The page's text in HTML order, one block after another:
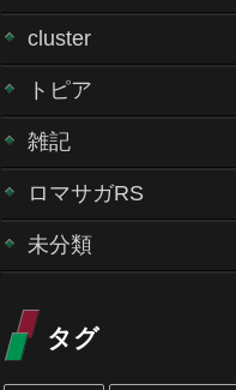
cluster
トピア
雑記
ロマサガRS
未分類
タグ